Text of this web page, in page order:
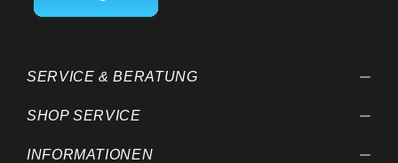
SERVICE & BERATUNG
SHOP SERVICE
INFORMATIONEN